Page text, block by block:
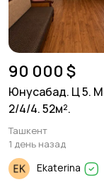
90 000 $
Юнусабад. Ц 5.
2/4/4. 52м².
Ташкент
1 день назад
Ekaterina